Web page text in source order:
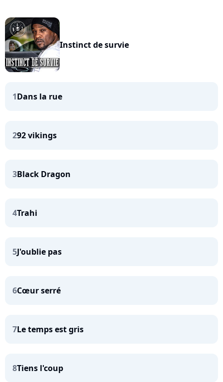
Instinct de survie
1Dans la rue
292 vikings
3Black Dragon
4Trahi
5J'oublie pas
6Cœur serré
7Le temps est gris
8Tiens l'coup